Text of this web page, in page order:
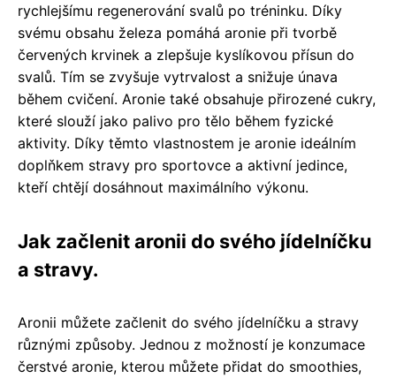
rychlejšímu regenerování svalů po tréninku. Díky
svému obsahu železa pomáhá aronie při tvorbě
červených krvinek a zlepšuje kyslíkovou přísun do
svalů. Tím se zvyšuje vytrvalost a snižuje únava
během cvičení. Aronie také obsahuje přirozené cukry,
které slouží jako palivo pro tělo během fyzické
aktivity. Díky těmto vlastnostem je aronie ideálním
doplňkem stravy pro sportovce a aktivní jedince,
kteří chtějí dosáhnout maximálního výkonu.
Jak začlenit aronii do svého jídelníčku
a stravy.
Aronii můžete začlenit do svého jídelníčku a stravy
různými způsoby. Jednou z možností je konzumace
čerstvé aronie, kterou můžete přidat do smoothies,